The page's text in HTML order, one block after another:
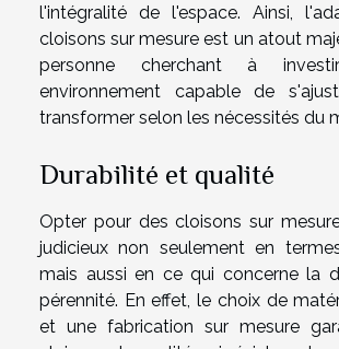
l'intégralité de l'espace. Ainsi,
cloisons sur mesure est un atout
personne cherchant à
environnement capable de
transformer selon les nécessités du
Durabilité et qualité
Opter pour des cloisons sur
judicieux non seulement en
mais aussi en ce qui concerne la
pérennité. En effet, le choix de
et une fabrication sur mesure